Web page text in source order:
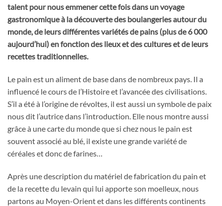
talent pour nous emmener cette fois dans unvoyage
gastronomique à la découverte des boulangeries autour du
monde, de leurs différentes variétés de pains (plus de 6 000
aujourd’hui) en fonction des lieux et des cultures et de leurs
recettes traditionnelles.
Le pain est un aliment de base dans de nombreux pays. Il a
influencé le cours de l’Histoire et l’avancée des civilisations.
S’il a été à l’origine de révoltes, il est aussi un symbole de paix
nous dit l’autrice dans l’introduction. Elle nous montre aussi
grâce à une carte du monde que si chez nous le pain est
souvent associé au blé, il existe une grande variété de
céréales et donc de farines…
Après une description du matériel de fabrication du pain et
de la recette du levain qui lui apporte son moelleux, nous
partons au Moyen-Orient et dans les différents continents